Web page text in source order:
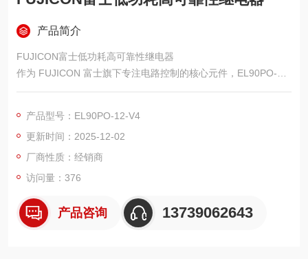
产品简介
FUJICON富士低功耗高可靠性继电器
作为 FUJICON 富士旗下专注电路控制的核心元件，EL90PO-12-
V4 继电器以 “低功耗" 与 “高可靠性" 为核心优势，凭借精密工艺
控制的优选组件，有效适配各类对能耗与稳定性有高要求的场
景。​
从核心性能来看，该继电器采用 12V 直流供电设计，电压适配性
强，可灵活接入中小型设备低压供电系统
产品型号：EL90PO-12-V4
更新时间：2025-12-02
厂商性质：经销商
访问量：376
产品咨询 13739062643